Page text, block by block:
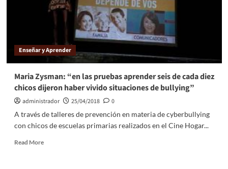
Enseñar y Aprender
Maria Zysman: “en las pruebas aprender seis de cada diez
chicos dijeron haber vivido situaciones de bullying”
administrador 25/04/2018
0
A través de talleres de prevención en materia de cyberbullying
con chicos de escuelas primarias realizados en el Cine Hogar...
Read More